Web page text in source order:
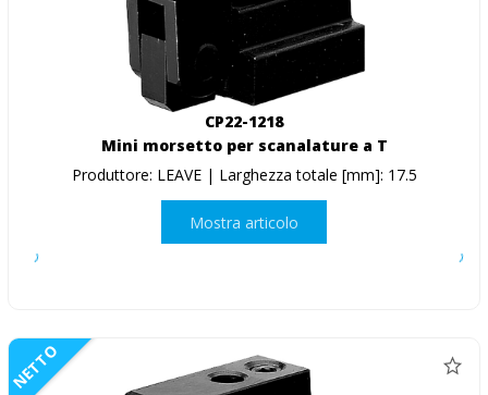
CP22-1218
Mini morsetto per scanalature a T
Produttore: LEAVE | Larghezza totale [mm]: 17.5
Mostra articolo
NETTO